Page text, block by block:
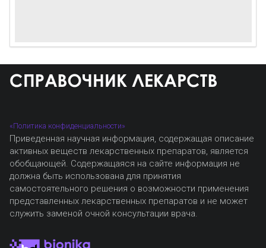
«Политика конфиденциальности»
Приведенная научная информация, содержащая описание
активных веществ лекарственных препаратов, является
обобщающей. Содержащаяся на сайте информация не
должна быть использована для принятия
самостоятельного решения о возможности применения
представленных лекарственных препаратов и не может
служить заменой очной консультации врача.